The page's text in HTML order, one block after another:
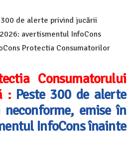
de alerte privind jucării
avertismentul InfoCons
Protectia Consumatorilor
Consumatorului
: Peste 300 de alerte
emise în
InfoCons înainte